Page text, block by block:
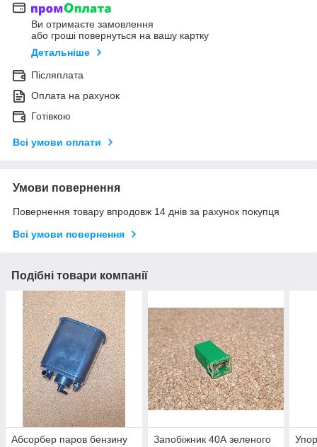
Ви отримаєте замовлення
або гроші повернуться на вашу картку
Детальніше
Післяплата
Оплата на рахунок
Готівкою
Всі умови оплати
Умови повернення
Повернення товару впродовж 14 днів за рахунок покупця
Всі умови повернення
Подібні товари компанії
Абсорбер паров бензину
Запобіжник 40А зеленого